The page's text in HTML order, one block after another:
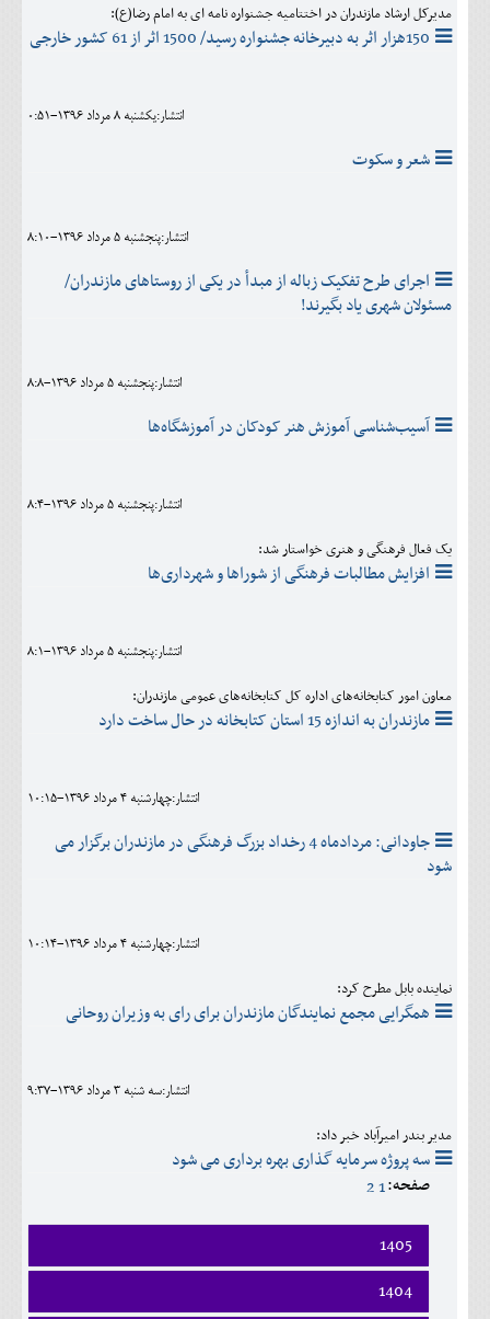
مدیرکل ارشاد مازندران در اختتامیه جشنواره نامه ای به امام رضا(ع):
150هزار اثر به دبیرخانه جشنواره رسید/ 1500 اثر از 61 کشور خارجی
انتشار:يکشنبه 8 مرداد 1396-0:51
شعر و سکوت
انتشار:پنجشنبه 5 مرداد 1396-8:10
اجرای طرح تفکیک زباله از مبدأ در یکی از روستاهای مازندران/
مسئولان شهری یاد بگیرند!
انتشار:پنجشنبه 5 مرداد 1396-8:8
آسیب‌شناسی آموزش هنر کودکان در آموزشگاه‌ها
انتشار:پنجشنبه 5 مرداد 1396-8:4
یک فعال فرهنگی و هنری خواستار شد:
افزایش مطالبات فرهنگی از شوراها و شهرداری‌ها
انتشار:پنجشنبه 5 مرداد 1396-8:1
معاون امور کتابخانه‌های اداره کل کتابخانه‌های عمومی مازندران:
مازندران به اندازه 15 استان کتابخانه در حال ساخت دارد
انتشار:چهارشنبه 4 مرداد 1396-10:15
جاودانی: مردادماه 4 رخداد بزرگ فرهنگی در مازندران برگزار می
شود
انتشار:چهارشنبه 4 مرداد 1396-10:14
نماینده بابل مطرح کرد:
همگرایی مجمع نمایندگان مازندران برای رای به وزیران روحانی
انتشار:سه شنبه 3 مرداد 1396-9:37
مدیر بندر امیرآباد خبر داد:
سه پروژه سرمایه گذاری بهره برداری می شود
صفحه:1
2
1405
فروردين
ارديبهشت
1404